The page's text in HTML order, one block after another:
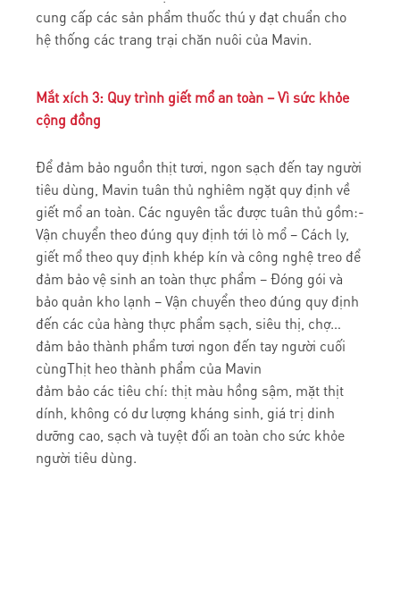
cung cấp các sản phẩm thuốc thú y đạt chuẩn cho
hệ thống các trang trại chăn nuôi của Mavin.
Mắt xích 3: Quy trình giết mổ an toàn – Vì sức khỏe
cộng đồng
Để đảm bảo nguồn thịt tươi, ngon sạch đến tay người
tiêu dùng, Mavin tuân thủ nghiêm ngặt quy định về
giết mổ an toàn. Các nguyên tắc được tuân thủ gồm:-
Vận chuyển theo đúng quy định tới lò mổ – Cách ly,
giết mổ theo quy định khép kín và công nghệ treo để
đảm bảo vệ sinh an toàn thực phẩm – Đóng gói và
bảo quản kho lạnh – Vận chuyển theo đúng quy định
đến các của hàng thực phẩm sạch, siêu thị, chợ…
đảm bảo thành phẩm tươi ngon đến tay người cuối
cùngThịt heo thành phẩm của Mavin
đảm bảo các tiêu chí: thịt màu hồng sậm, mặt thịt
dính, không có dư lượng kháng sinh, giá trị dinh
dưỡng cao, sạch và tuyệt đối an toàn cho sức khỏe
người tiêu dùng.